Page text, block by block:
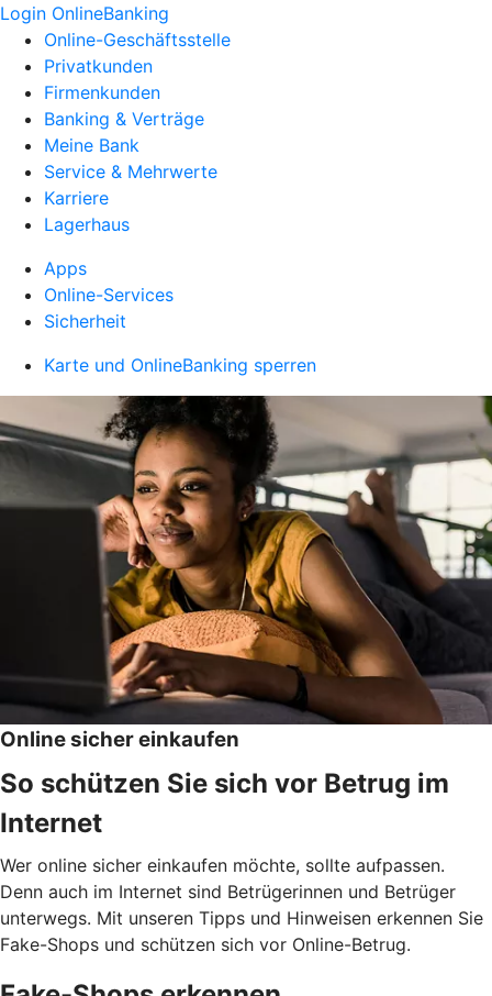
Login OnlineBanking
Online-Geschäftsstelle
Privatkunden
Firmenkunden
Banking & Verträge
Meine Bank
Service & Mehrwerte
Karriere
Lagerhaus
Apps
Online-Services
Sicherheit
Karte und OnlineBanking sperren
Online sicher einkaufen
So schützen Sie sich vor Betrug im
Internet
Wer online sicher einkaufen möchte, sollte aufpassen.
Denn auch im Internet sind Betrügerinnen und Betrüger
unterwegs. Mit unseren Tipps und Hinweisen erkennen Sie
Fake-Shops und schützen sich vor Online-Betrug.